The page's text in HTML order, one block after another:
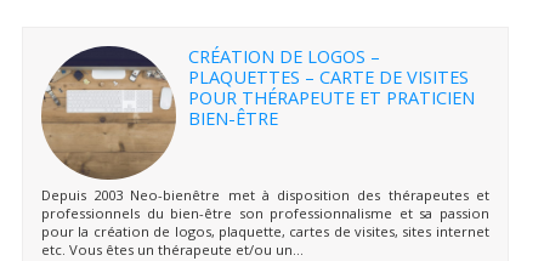
CRÉATION DE LOGOS –
PLAQUETTES – CARTE DE VISITES
POUR THÉRAPEUTE ET PRATICIEN
BIEN-ÊTRE
Depuis 2003 Neo-bienêtre met à disposition des thérapeutes et
professionnels du bien-être son professionnalisme et sa passion
pour la création de logos, plaquette, cartes de visites, sites internet
etc. Vous êtes un thérapeute et/ou un...